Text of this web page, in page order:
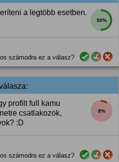
50%
a legtöbb esetben.
számodra ez a válasz?
8%
profilt full kamu
csatlakozok,
:D
számodra ez a válasz?